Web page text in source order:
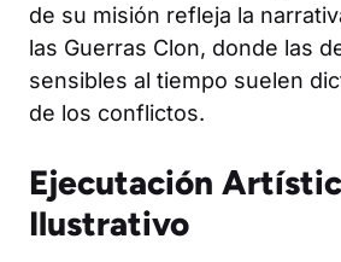
de su misión refleja la
las Guerras Clon, donde las
sensibles al tiempo suelen
de los conflictos.
Ejecutación
Ilustrativo